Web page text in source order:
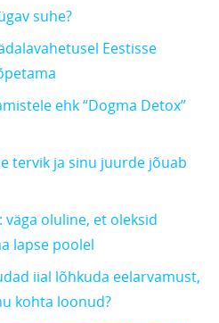
suhe?
Eestisse
ehk “Dogma Detox”
tervik ja sinu juurde jõuab
oluline, et oleksid
lapse poolel
iial lõhkuda eelarvamust,
kohta loonud?